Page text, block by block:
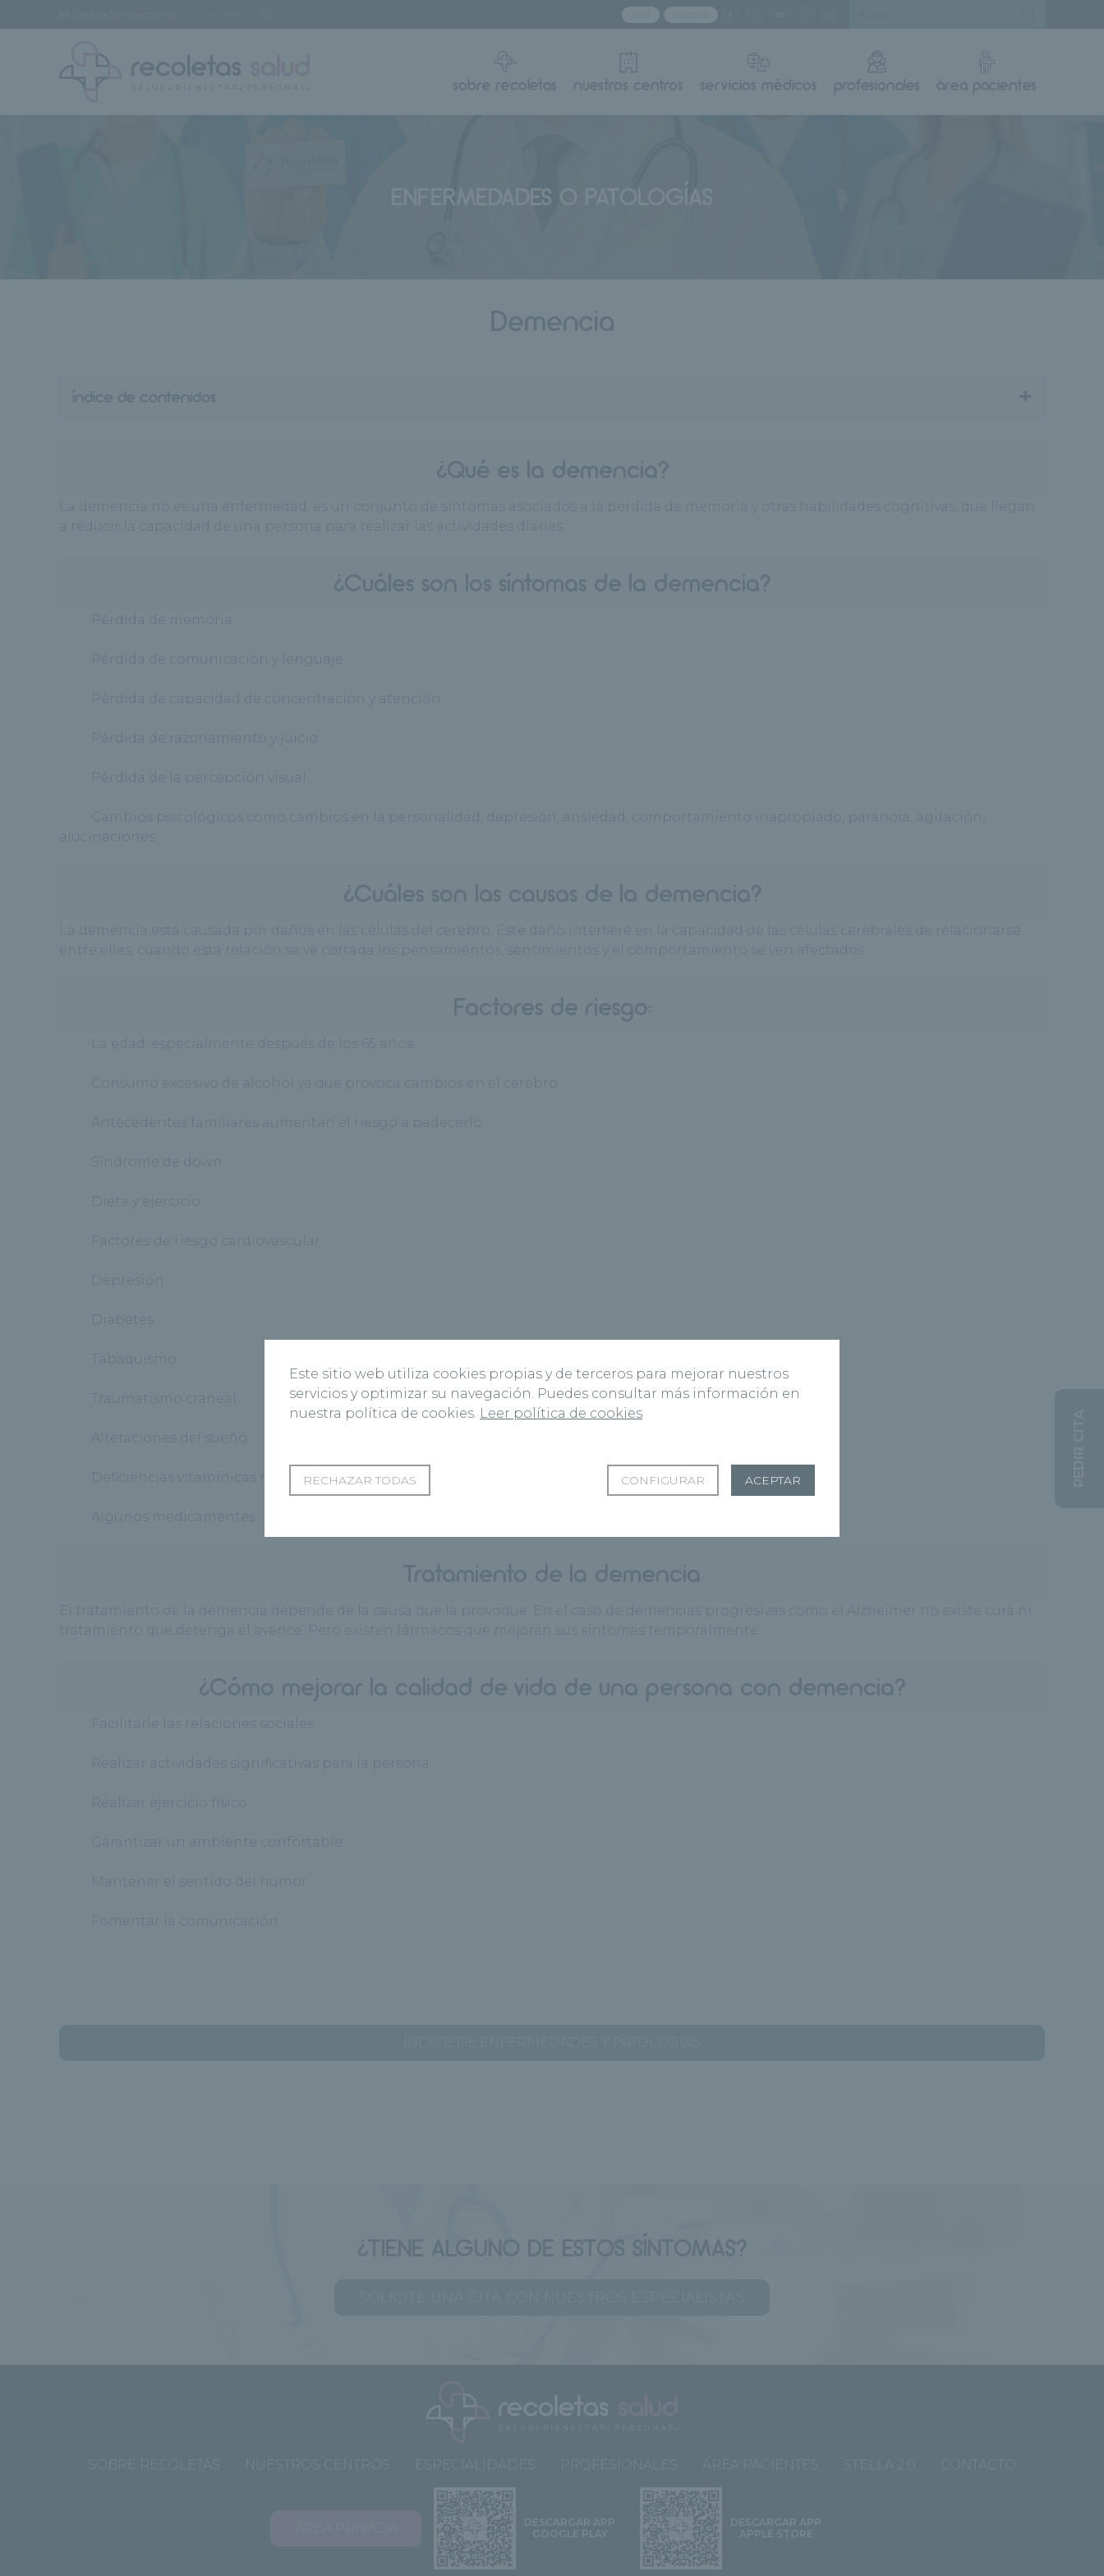
sobre recoletas nuestros centros servicios médicos profesionales área pacientes
ENFERMEDADES O PATOLOGÍAS
Demencia
La demencia no es una enfermedad, es un conjunto de síntomas asociados a la pérdida de memoria y otras habilidades cognitivas, que llegan
a reducir la capacidad de una persona para realizar las actividades diarias.
· Pérdida de memoria
· Pérdida de comunicación y lenguaje
· Pérdida de capacidad de concentración y atención
· Pérdida de razonamiento y juicio
· Pérdida de la percepción visual
· Cambios psicológicos como cambios en la personalidad, depresión, ansiedad, comportamiento inapropiado, paranoia, agitación,
alucinaciones
La demencia está causada por daños en las células del cerebro. Este daño interfiere en la capacidad de las células cerebrales de relacionarse
entre ellas, cuando esta relación se ve cortada los pensamientos, sentimientos y el comportamiento se ven afectados.
· La edad, especialmente después de los 65 años
· Consumo excesivo de alcohol ya que provoca cambios en el cerebro
· Antecedentes familiares aumentan el riesgo a padecerlo
· Síndrome de down
· Dieta y ejercicio
· Factores de riesgo cardiovascular
· Depresión
· Diabetes
· Tabaquismo
· Traumatismo craneal
· Alteraciones del sueño
· Deficiencias vitamínicas nutricionales
· Algunos medicamentes
El tratamiento de la demencia depende de la causa que la provoque. En el caso de demencias progresivas como el Alzheimer no existe cura ni
tratamiento que detenga el avance. Pero existen fármacos que mejoran sus síntomas temporalmente.
· Facilitarle las relaciones sociales
· Realizar actividades significativas para la persona
· Realizar ejercicio físico
· Garantizar un ambiente confortable
· Mantener el sentido del humor
· Fomentar la comunicación
SOBRE RECOLETAS NUESTROS CENTROS ESPECIALIDADES PROFESIONALES ÁREA PACIENTES STELLA 2.0 CONTACTO
DESCARGAR APP
GOOGLE PLAY
DESCARGAR APP
APPLE STORE
Este sitio web utiliza cookies propias y de terceros para mejorar nuestros
servicios y optimizar su navegación. Puedes consultar más información en
nuestra política de cookies. Leer política de cookies
RECHAZAR TODAS CONFIGURAR ACEPTAR